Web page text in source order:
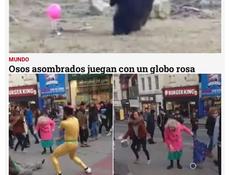
MUNDO
Osos asombrados juegan con un globo rosa